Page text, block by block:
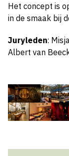
Het concept is
in de smaak bij
Juryleden:
Albert van